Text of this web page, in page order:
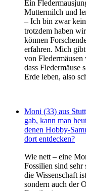
Ein
Muttermilch und
– Ich bin zwar
trotzdem haben
können
erfahren. Mich
von
dass Fledermäuse
Erde leben, also
Moni (33) aus
gab, kann man
denen Hobby-
dort entdecken?
Wie nett – eine
Fossilien sind sehr
die Wissenschaft
sondern auch der